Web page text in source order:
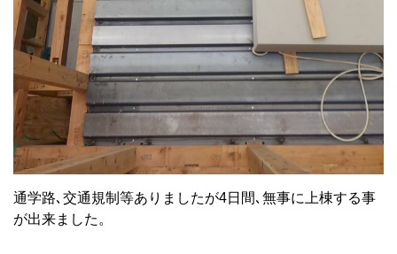
通学路､交通規制等ありましたが4日間､無事に上棟する事
が出来ました。